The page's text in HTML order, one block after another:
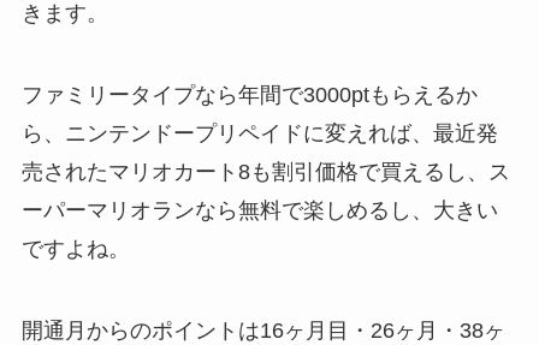
きます。
ファミリータイプなら年間で3000ptもらえるか
ら、ニンテンドープリペイドに変えれば、最近発
売されたマリオカート8も割引価格で買えるし、ス
ーパーマリオランなら無料で楽しめるし、大きい
ですよね。
開通月からのポイントは16ヶ月目・26ヶ月・38ヶ